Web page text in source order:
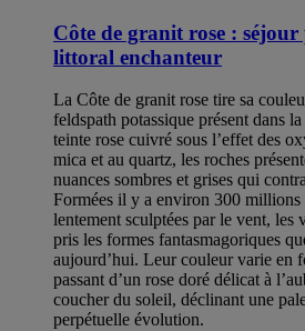
Côte de granit rose :
littoral enchanteur
La Côte de granit rose tire sa
feldspath potassique présent dans
teinte rose cuivré sous l’effet des
mica et au quartz, les roches
nuances sombres et grises qui
Formées il y a environ 300 millions
lentement sculptées par le vent, les
pris les formes fantasmagoriques
aujourd’hui. Leur couleur varie en
passant d’un rose doré délicat à
coucher du soleil, déclinant une
perpétuelle évolution.